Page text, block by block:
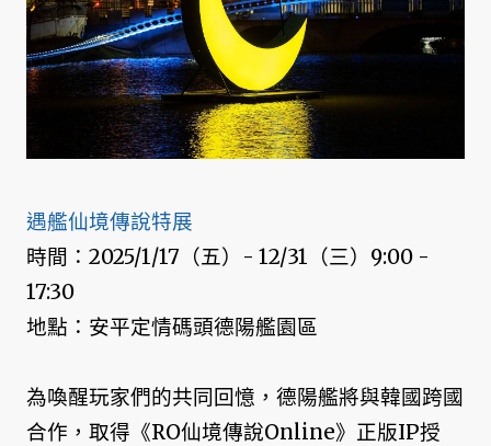
遇艦仙境傳說特展
時間：2025/1/17（五）- 12/31（三）9:00 -
17:30
地點：安平定情碼頭德陽艦園區
為喚醒玩家們的共同回憶，德陽艦將與韓國跨國
合作，取得《RO仙境傳說Online》正版IP授